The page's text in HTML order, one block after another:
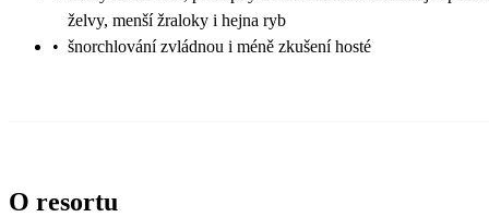
želvy, menší žraloky i hejna ryb
• šnorchlování zvládnou i méně zkušení hosté
O resortu